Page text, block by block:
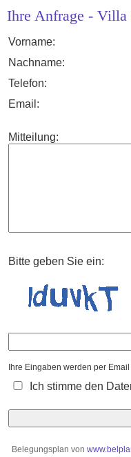
Ihre Anfrage -
Vorname:
Nachname:
Telefon:
Email:
Mitteilung:
Bitte geben Sie ein:
Ihre Eingaben werden per
Ich stimme den
Belegungsplan von